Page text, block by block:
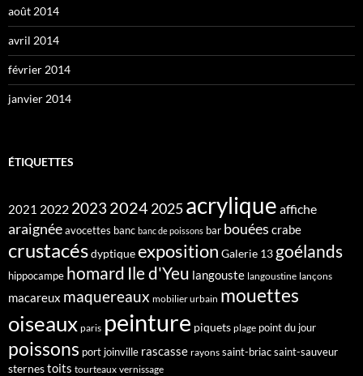
août 2014
avril 2014
février 2014
janvier 2014
ÉTIQUETTES
2021 2022 202320242025acrylique affiche
araignéeavocettes banc banc de poissons bar bouées crabe
crustacésdyptiqueexposition Galerie 13 goélands
hippocampe homard Ile d'Yeu langouste langoustine lançons
macareux maquereaux mobilier urbain mouettes
oiseaux paris peinture piquets plage point du jour
poissons port joinville rascasse rayons saint-briacsaint-sauveur
sternestoits tourteaux vernissage